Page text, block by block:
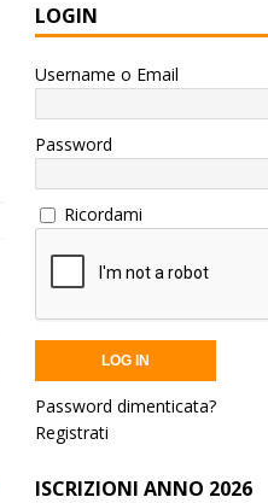
LOGIN
Username o Email
Password
Ricordami
Password dimenticata?
Registrati
ISCRIZIONI ANNO 2026